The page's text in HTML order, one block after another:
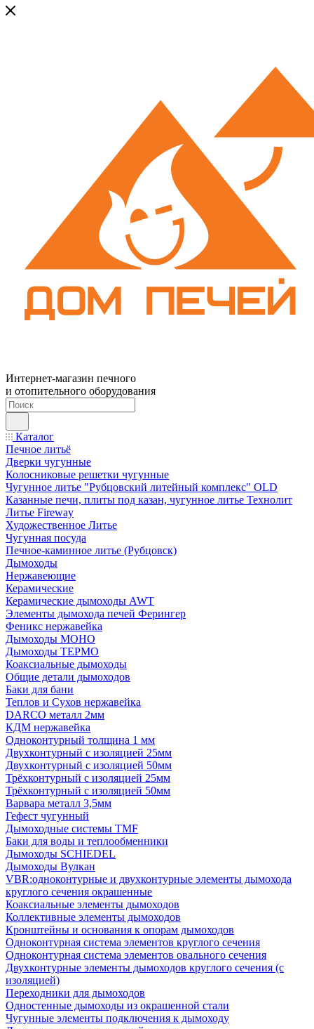
Интернет-магазин печного
и отопительного оборудования
Каталог
Печное литьё
Дверки чугунные
Колосниковые решетки чугунные
Чугунное литье "Рубцовский литейный комплекс" OLD
Казанные печи, плиты под казан, чугунное литье Технолит
Литье Fireway
Художественное Литье
Чугунная посуда
Печное-каминное литье (Рубцовск)
Дымоходы
Нержавеющие
Керамические
Керамические дымоходы AWT
Элементы дымохода печей Ферингер
Феникс нержавейка
Дымоходы МОНО
Дымоходы ТЕРМО
Коаксиальные дымоходы
Общие детали дымоходов
Баки для бани
Теплов и Сухов нержавейка
DARCO металл 2мм
КДМ нержавейка
Одноконтурный толщина 1 мм
Двухконтурный с изоляцией 25мм
Двухконтурный с изоляцией 50мм
Трёхконтурный с изоляцией 25мм
Трёхконтурный с изоляцией 50мм
Варвара металл 3,5мм
Гефест чугунный
Дымоходные системы TMF
Баки для воды и теплообменники
Дымоходы SCHIEDEL
Дымоходы Вулкан
VBR:одноконтурные и двухконтурные элементы дымохода
круглого сечения окрашенные
Коаксиальные элементы дымоходов
Коллективные элементы дымоходов
Кронштейны и основания к опорам дымоходов
Одноконтурная система элементов круглого сечения
Одноконтурная система элементов овального сечения
Двухконтурные элементы дымоходов круглого сечения (с
изоляцией)
Переходники для дымоходов
Одностенные дымоходы из окрашенной стали
Чугунные элементы подключения к дымоходу